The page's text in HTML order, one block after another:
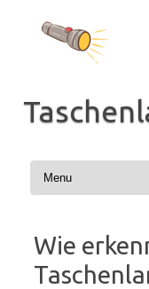
springen
Wie